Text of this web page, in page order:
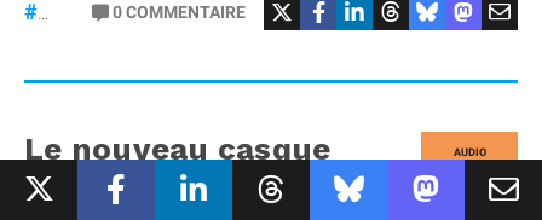
#OpenAI
0COMMENTAIRE
AUDIO
Le nouveau casque
Bose QuietComfort